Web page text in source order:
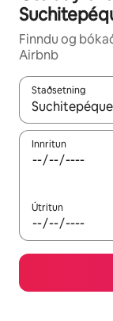
Finndu og
Airbnb
Staðsetning
Þegar
Innritun
Útritun